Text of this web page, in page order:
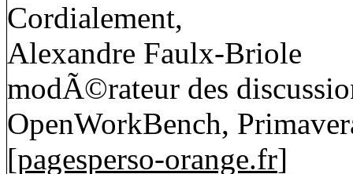
Cordialement,
Alexandre Faulx-Briole
modÃ©rateur des
OpenWorkBench,
[pagesperso-orange.fr]